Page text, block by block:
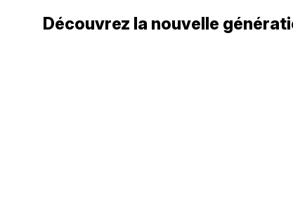
Découvrez la nouvelle